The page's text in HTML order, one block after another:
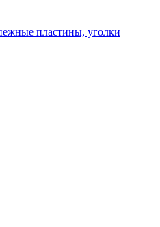
пластины, уголки